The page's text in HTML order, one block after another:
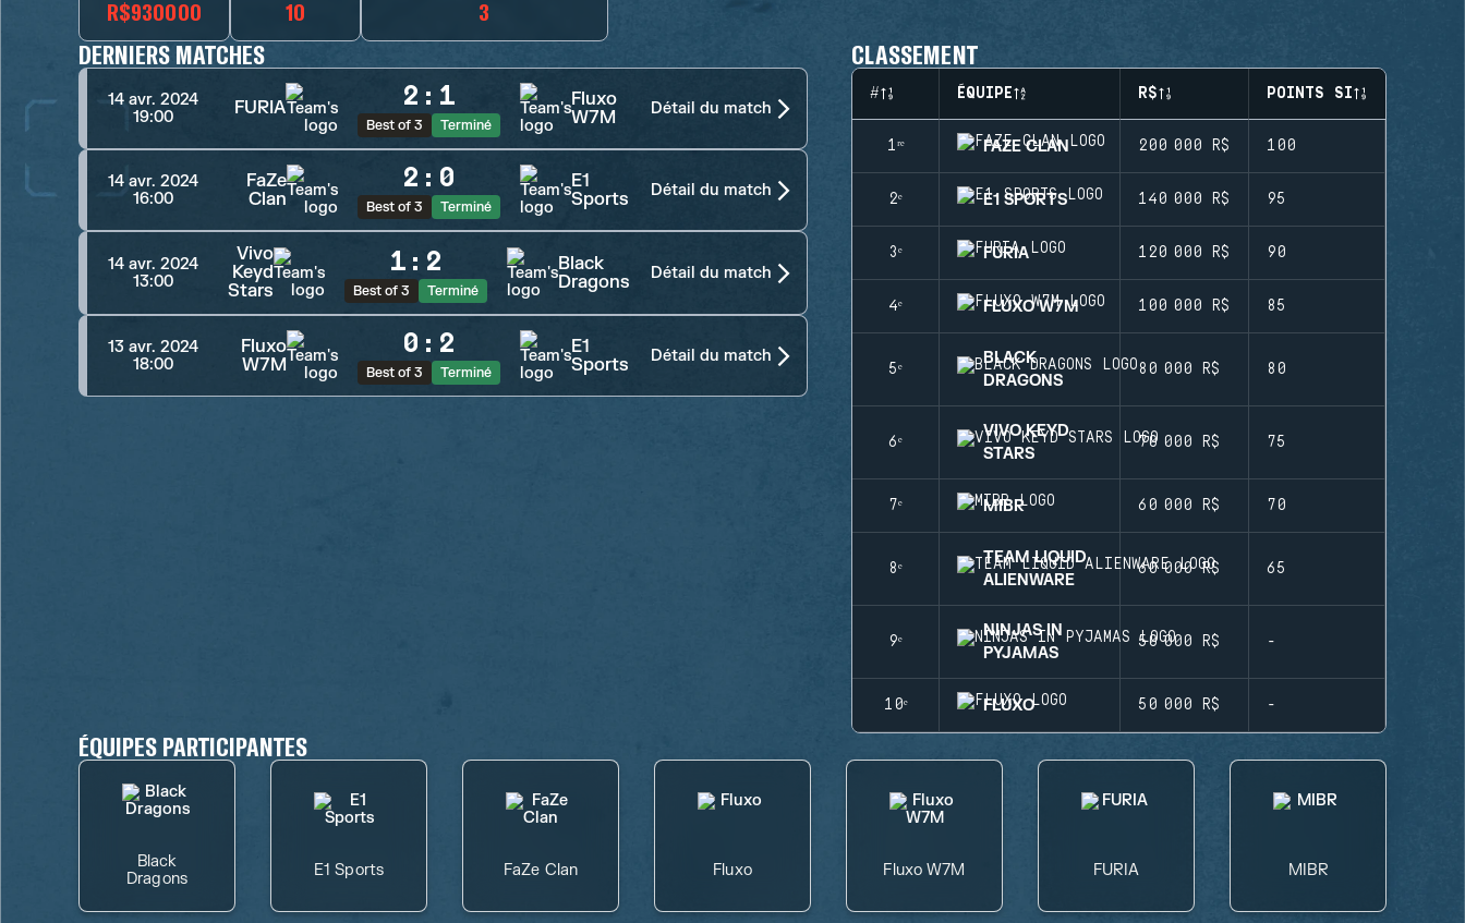
R$930000
10
3
DERNIERS MATCHES
14 avr. 2024
19:00
FURIA 2 : 1
Best of 3 Terminé
Fluxo
W7M
Détail du match
14 avr. 2024
16:00
FaZe
Clan
2 : 0
Best of 3 Terminé
E1
Sports
Détail du match
14 avr. 2024
13:00
Vivo
Keyd
Stars
1 : 2
Best of 3 Terminé
Black
Dragons
Détail du match
13 avr. 2024
18:00
Fluxo
W7M
0 : 2
Best of 3 Terminé
E1
Sports
Détail du match
CLASSEMENT
# ÉQUIPE R$ POINTS SI
1ʳᵉ FAZE CLAN 200 000 R$ 100
2ᵉ E1 SPORTS 140 000 R$ 95
3ᵉ FURIA 120 000 R$ 90
4ᵉ FLUXO W7M 100 000 R$ 85
5ᵉ
BLACK
DRAGONS
80 000 R$ 80
6ᵉ
VIVO KEYD
STARS
70 000 R$ 75
7ᵉ MIBR 60 000 R$ 70
8ᵉ
TEAM LIQUID
ALIENWARE
60 000 R$ 65
9ᵉ
NINJAS IN
PYJAMAS
50 000 R$ -
10ᵉ FLUXO 50 000 R$ -
ÉQUIPES PARTICIPANTES
Black
Dragons
E1 Sports FaZe Clan Fluxo Fluxo W7M FURIA MIBR